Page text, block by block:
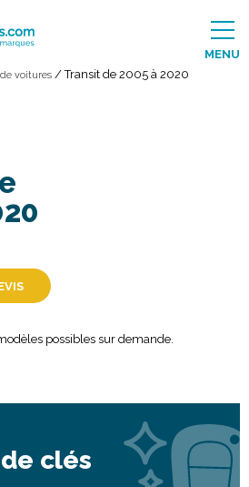
MENU
voitures /Transit de 2005 à 2020
possibles sur demande.
clés